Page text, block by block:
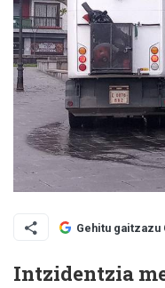
Gehitu gaitzazu
Intzidentzia